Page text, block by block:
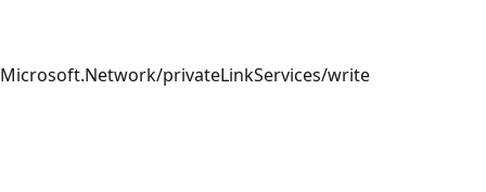
Microsoft.Network/privateLinkServices/write